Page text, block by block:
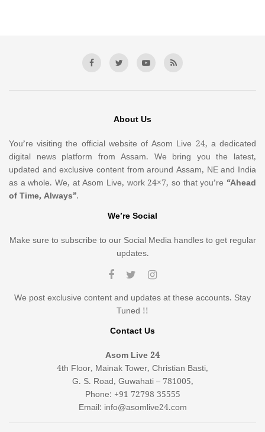
About Us
You’re visiting the official website of Asom Live 24, a dedicated
digital news platform from Assam. We bring you the latest,
updated and exclusive content from around Assam, NE and India
as a whole. We, at Asom Live, work 24×7, so that you’re “Ahead
of Time, Always”.
We’re Social
Make sure to subscribe to our Social Media handles to get regular
updates.
We post exclusive content and updates at these accounts. Stay
Tuned !!
Contact Us
Asom Live 24
4th Floor, Mainak Tower, Christian Basti,
G. S. Road, Guwahati – 781005,
Phone: +91 72798 35555
Email: info@asomlive24.com